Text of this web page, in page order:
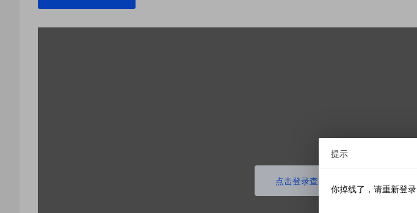
点击登录查看代码
提示
你掉线了，请重新登录